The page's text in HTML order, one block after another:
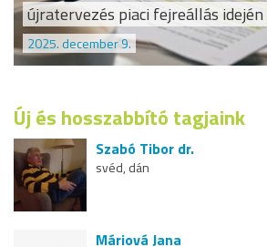
újratervezés piaci fejreállás idején
2025. december 9.
Új és hosszabbító tagjaink
Szabó Tibor dr.
svéd, dán
Máriová Jana